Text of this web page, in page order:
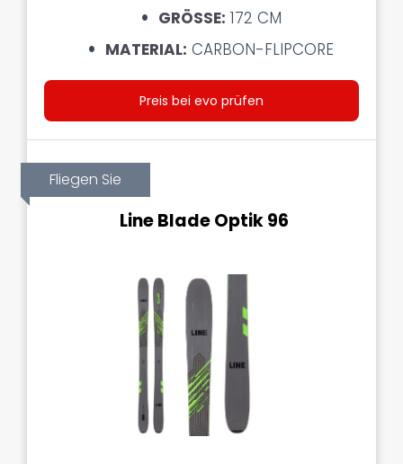
GRÖSSE: 172 CM
MATERIAL: CARBON-FLIPCORE
Preis bei evo prüfen
Fliegen Sie
Line Blade Optik 96